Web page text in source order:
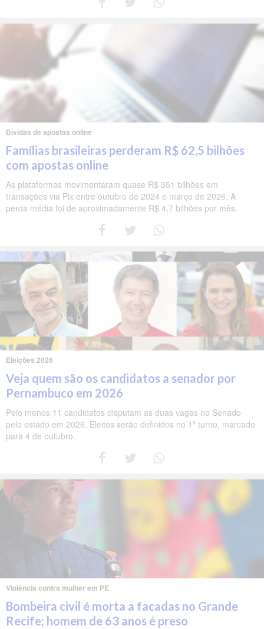
Dívidas de apostas online
Famílias brasileiras perderam R$ 62,5 bilhões
com apostas online
As plataformas movimentaram quase R$ 351 bilhões em
transações via Pix entre outubro de 2024 e março de 2026. A
perda média foi de aproximadamente R$ 4,7 bilhões por mês.
Eleições 2026
Veja quem são os candidatos a senador por
Pernambuco em 2026
Pelo menos 11 candidatos disputam as duas vagas no Senado
pelo estado em 2026. Eleitos serão definidos no 1º turno, marcado
para 4 de outubro.
Violência contra mulher em PE
Bombeira civil é morta a facadas no Grande
Recife; homem de 63 anos é preso